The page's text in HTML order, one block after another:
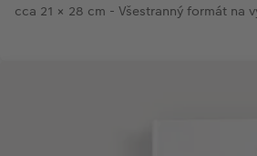
cca 21 × 28 cm - Všestranný formát na